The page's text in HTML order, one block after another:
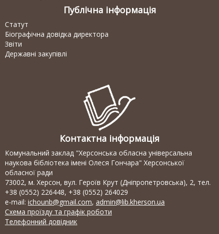
Публічна інформація
Статут
Біографічна довідка директора
Звіти
Державні закупівлі
Контактна інформація
Комунальний заклад "Херсонська обласна універсальна
наукова бібліотека імені Олеся Гончара" Херсонської
обласної ради
73002, м. Херсон, вул. Героїв Крут (Дніпропетровська), 2, тел.
+38 (0552) 226448, +38 (0552) 264029
e-mail: ichounb@gmail.com, admin@lib.kherson.ua
Схема проїзду та графік роботи
Телефонний довідник